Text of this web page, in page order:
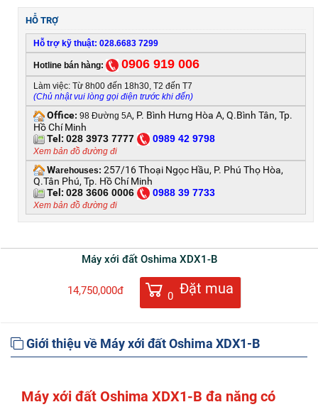
HỖ TRỢ
Hỗ trợ kỹ thuật: 028.6683 7299
Hotline bán hàng: 0906 919 006
Làm việc: Từ 8h00 đến 18h30, T2 đến T7
(Chủ nhật vui lòng gọi điện trước khi đến)
Office: 98 Đường 5A, P. Bình Hưng Hòa A, Q.Bình Tân, Tp.
Hồ Chí Minh
Tel: 028 3973 7777 0989 42 9798
Xem bản đồ đường đi
Warehouses: 257/16 Thoại Ngọc Hầu, P. Phú Thọ Hòa,
Q.Tân Phú, Tp. Hồ Chí Minh
Tel: 028 3606 0006 0988 39 7733
Xem bản đồ đường đi
Máy xới đất Oshima XDX1-B
14,750,000đ 0 Đặt mua
Giới thiệu về Máy xới đất Oshima XDX1-B
Máy xới đất Oshima XDX1-B đa năng có